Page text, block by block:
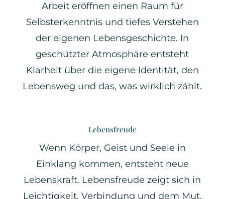
Arbeit eröffnen einen Raum für
Selbsterkenntnis und tiefes Verstehen
der eigenen Lebensgeschichte. In
geschützter Atmosphäre entsteht
Klarheit über die eigene Identität, den
Lebensweg und das, was wirklich zählt.
Lebensfreude
Wenn Körper, Geist und Seele in
Einklang kommen, entsteht neue
Lebenskraft. Lebensfreude zeigt sich in
Leichtigkeit, Verbindung und dem Mut,